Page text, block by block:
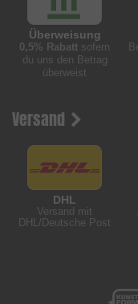
Überweisung
0,5% Rabatt sofern
du uns den Betrag
überweist
Versand
DHL
Versand mit
DHL/Deutsche Post